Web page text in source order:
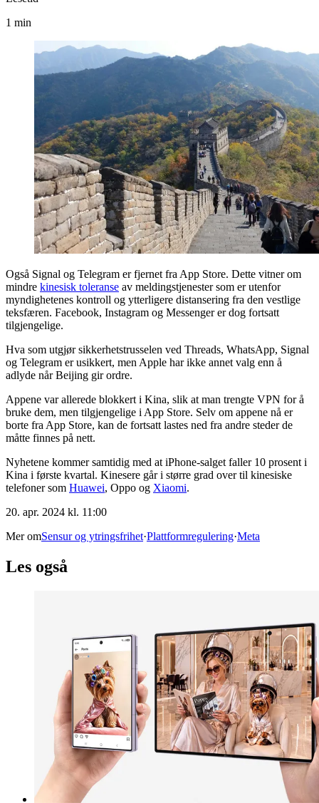
1 min
Også Signal og Telegram er fjernet fra App Store. Dette vitner om
mindre kinesisk toleranse av meldingstjenester som er utenfor
myndighetenes kontroll og ytterligere distansering fra den vestlige
teksfæren. Facebook, Instagram og Messenger er dog fortsatt
tilgjengelige.
Hva som utgjør sikkerhetstrusselen ved Threads, WhatsApp, Signal
og Telegram er usikkert, men Apple har ikke annet valg enn å
adlyde når Beijing gir ordre.
Appene var allerede blokkert i Kina, slik at man trengte VPN for å
bruke dem, men tilgjengelige i App Store. Selv om appene nå er
borte fra App Store, kan de fortsatt lastes ned fra andre steder de
måtte finnes på nett.
Nyhetene kommer samtidig med at iPhone-salget faller 10 prosent i
Kina i første kvartal. Kinesere går i større grad over til kinesiske
telefoner som Huawei, Oppo og Xiaomi.
20. apr. 2024 kl. 11:00
Mer omSensur og ytringsfrihet·Plattformregulering·Meta
Les også